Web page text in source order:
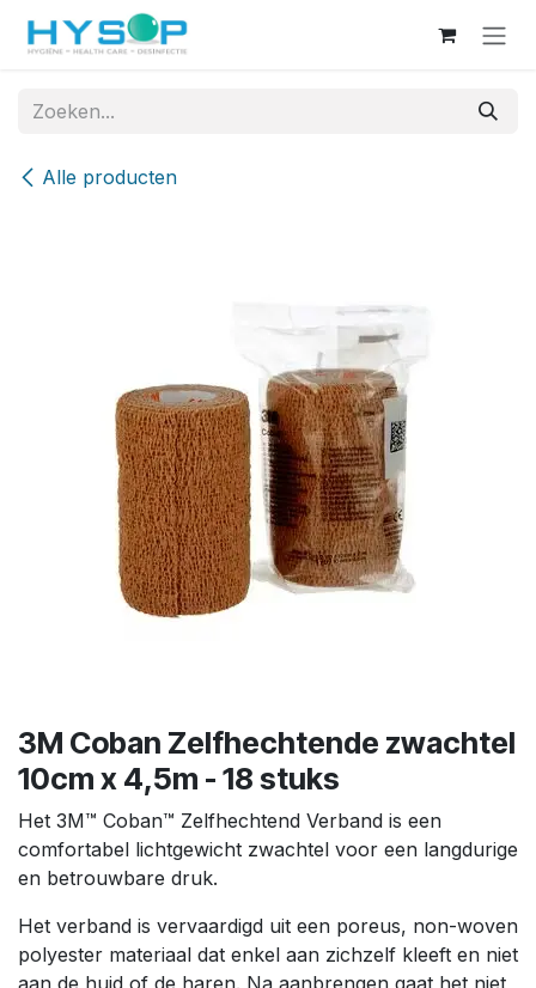
Overslaan naar inhoud
Alle producten
3M Coban Zelfhechtende zwachtel
10cm x 4,5m - 18 stuks
Het 3M™ Coban™ Zelfhechtend Verband is een
comfortabel lichtgewicht zwachtel voor een langdurige
en betrouwbare druk.
Het verband is vervaardigd uit een poreus, non-woven
polyester materiaal dat enkel aan zichzelf kleeft en niet
aan de huid of de haren. Na aanbrengen gaat het niet